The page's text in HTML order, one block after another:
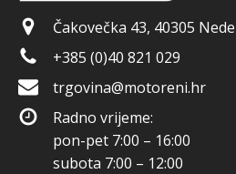
Čakovečka 43, 40305
+385 (0)40 821 029
trgovina@motoreni.hr
Radno vrijeme:
pon-pet 7:00 – 16:00
subota 7:00 – 12:00